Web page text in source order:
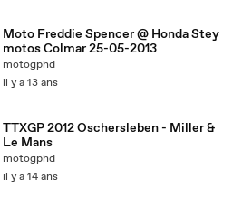
Moto Freddie Spencer @ Honda Stey
motos Colmar 25-05-2013
motogphd
il y a 13 ans
TTXGP 2012 Oschersleben - Miller &
Le Mans
motogphd
il y a 14 ans